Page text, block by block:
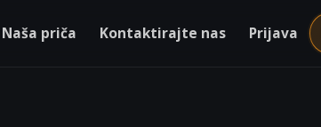
Naša priča Kontaktirajte nas Prijava